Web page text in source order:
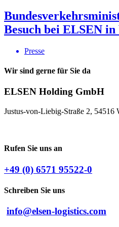
Besuch bei ELSEN
Presse
Wir sind gerne für Sie da
ELSEN Holding GmbH
Justus-von-Liebig-Straße 2, 54516
Rufen Sie uns an
+49 (0) 6571 95522-0
Schreiben Sie uns
info@elsen-logistics.com